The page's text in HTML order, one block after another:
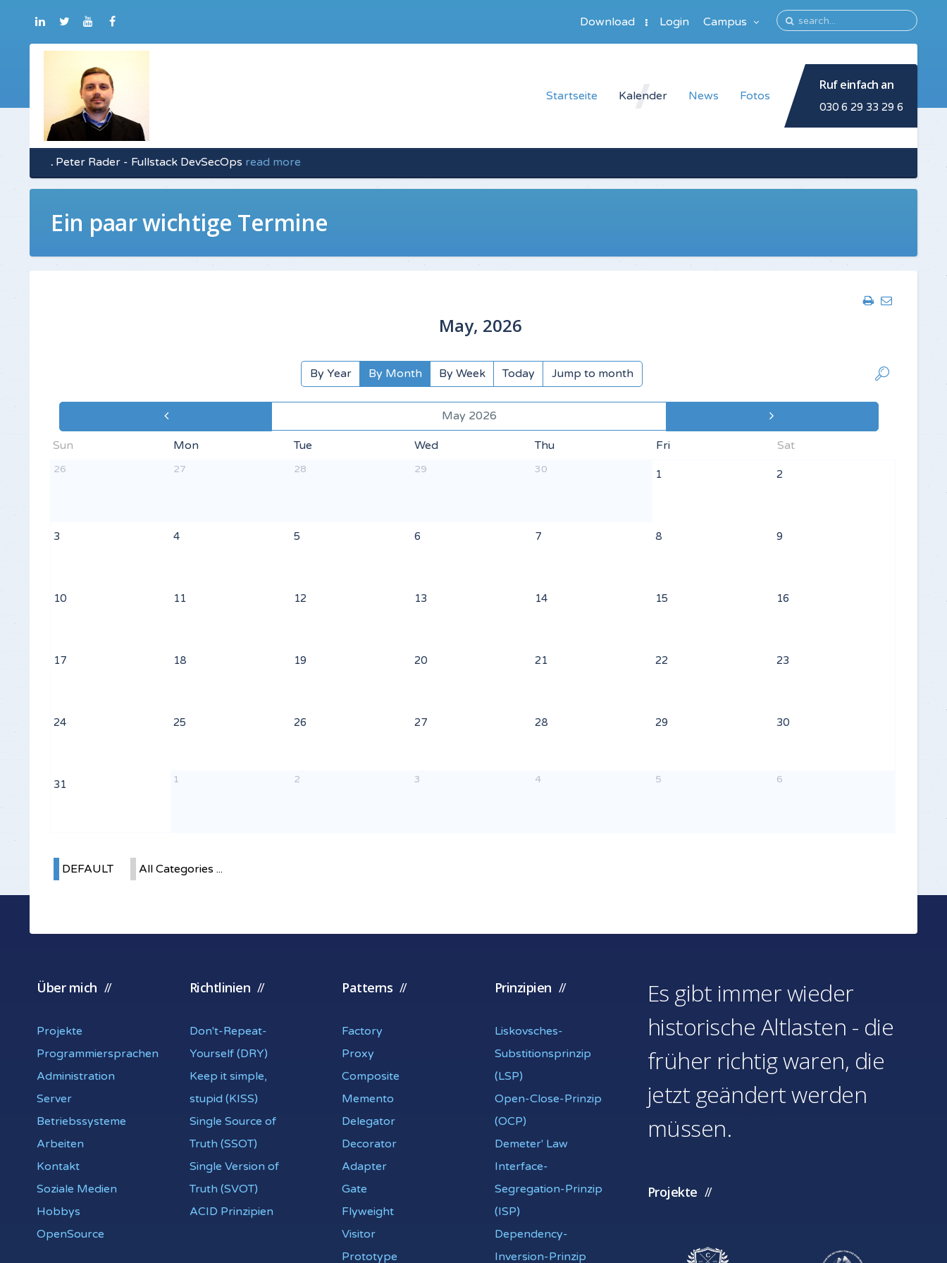
Campus
Download Login
Startseite Kalender News Fotos
Ruf einfach an
030 6 29 33 29 6
. Peter Rader - Fullstack DevSecOps read more
Ein paar wichtige Termine
May, 2026
By Year By Month By Week Today Jump to month
May 2026
Sun Mon Tue Wed Thu Fri Sat
26 27 28 29 30 1 2
3 4 5 6 7 8 9
10 11 12 13 14 15 16
17 18 19 20 21 22 23
24 25 26 27 28 29 30
31 1 2 3 4 5 6
DEFAULT All Categories ...
Über mich
Projekte
Programmiersprachen
Administration
Server
Betriebssysteme
Arbeiten
Kontakt
Soziale Medien
Hobbys
OpenSource
Richtlinien
Don't-Repeat-
Yourself (DRY)
Keep it simple,
stupid (KISS)
Single Source of
Truth (SSOT)
Single Version of
Truth (SVOT)
ACID Prinzipien
Patterns
Factory
Proxy
Composite
Memento
Delegator
Decorator
Adapter
Gate
Flyweight
Visitor
Prototype
Prinzipien
Liskovsches-
Substitionsprinzip
(LSP)
Open-Close-Prinzip
(OCP)
Demeter' Law
Interface-
Segregation-Prinzip
(ISP)
Dependency-
Inversion-Prinzip
Es gibt immer wieder
historische Altlasten - die
früher richtig waren, die
jetzt geändert werden
müssen.
Projekte